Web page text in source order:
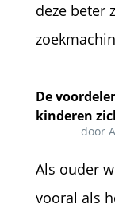
deze beter
De
kinderen
door
Als ouder
vooral als